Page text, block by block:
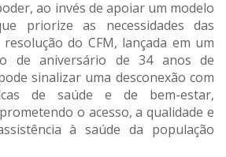
ao invés de apoiar um modelo
priorize as necessidades das
do CFM, lançada em um
de aniversário de 34 anos de
sinalizar uma desconexão com
de saúde e de bem-estar,
o acesso, a qualidade e
à saúde da população